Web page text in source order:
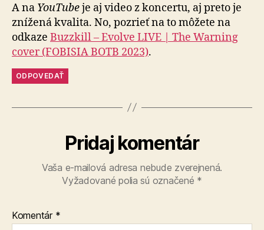
A na YouTubeje aj video z koncertu, aj preto je
znížená kvalita. No, pozrieť na to môžete na
odkaze Buzzkill – Evolve LIVE | The Warning
cover (FOBISIA BOTB 2023).
ODPOVEDAŤ
Pridaj komentár
Vaša e-mailová adresa nebude zverejnená.
Vyžadované polia sú označené *
Komentár *